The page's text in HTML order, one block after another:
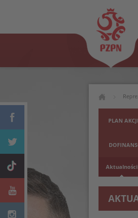
PLAN
Aktualności